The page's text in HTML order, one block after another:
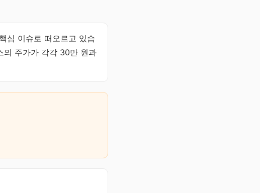
심 이슈로 떠오르고 있습
의 주가가 각각 30만 원과